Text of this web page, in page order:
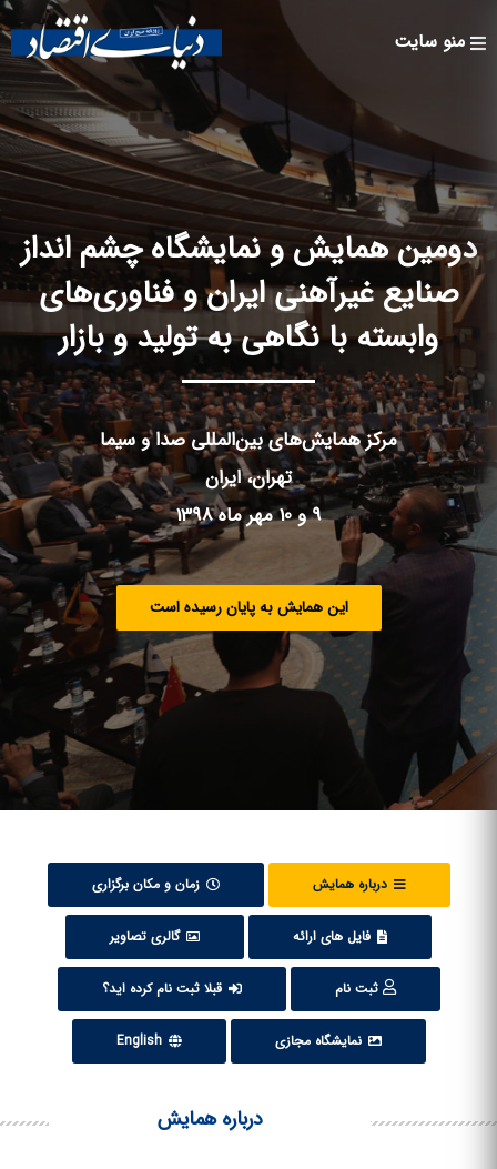
Skip to
main
content
منو سایت
دومین همایش و نمایشگاه چشم انداز
صنایع غیرآهنی ایران و فناوری‌های
وابسته با نگاهی به تولید و بازار
مرکز همایش‌های بین‌المللی صدا و سیما
تهران، ایران
9 و 10 مهر ماه 1398
این همایش به پایان رسیده است
درباره همایش زمان و مکان برگزاری
فایل های ارائه گالری تصاویر
ثبت نام قبلا ثبت نام کرده اید؟
نمایشگاه مجازی English
درباره همایش